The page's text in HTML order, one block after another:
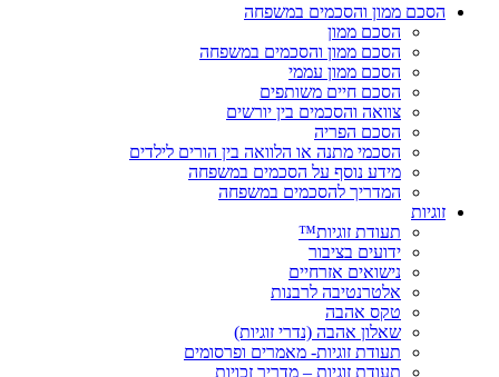
הסכם ממון והסכמים במשפחה
הסכם ממון
הסכם ממון והסכמים במשפחה
הסכם ממון עממי
הסכם חיים משותפים
צוואה והסכמים בין יורשים
הסכם הפריה
הסכמי מתנה או הלוואה בין הורים לילדים
מידע נוסף על הסכמים במשפחה
המדריך להסכמים במשפחה
זוגיות
תעודת זוגיות™
ידועים בציבור
נישואים אזרחיים
אלטרנטיבה לרבנות
טקס אהבה
שאלון אהבה (נדרי זוגיות)
תעודת זוגיות- מאמרים ופרסומים
תעודת זוגיות – מדריך זכויות